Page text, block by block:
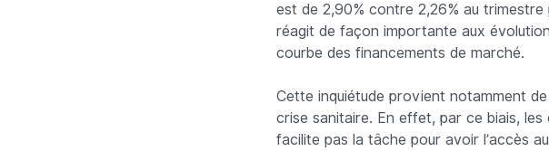
est de 2,90% contre 2,26% au
réagit de façon importante aux
courbe des financements de marché.
Cette inquiétude provient notamment
crise sanitaire. En effet, par ce biais,
facilite pas la tâche pour avoir l’accès